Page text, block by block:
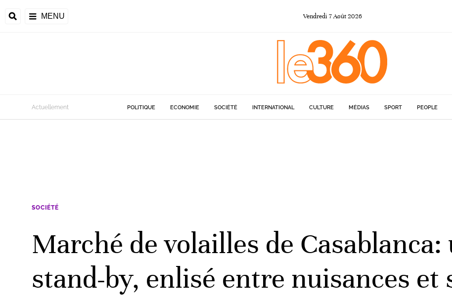
MENU Vendredi 7Août 2026
Actuellement POLITIQUE ECONOMIE SOCIÉTÉ INTERNATIONAL CULTURE MÉDIAS SPORT PEOPLE
SOCIÉTÉ
Marché de volailles de
stand-by, enlisé entre nuisances et